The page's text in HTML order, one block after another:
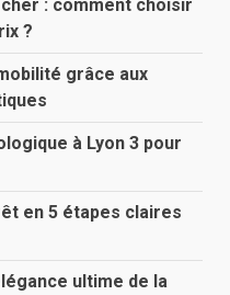
: comment choisir
?
grâce aux
à Lyon 3 pour
en 5 étapes claires
ultime de la